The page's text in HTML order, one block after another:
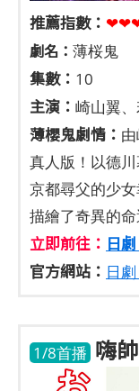
推薦指數：
劇名： 薄桜鬼
集數： 10
主演： 崎山翼
薄櫻鬼劇情：
真人版！以德
京都尋父的少
描繪了奇異的命
立即前往： 日
官方網站： 日
1/8首播 嗨